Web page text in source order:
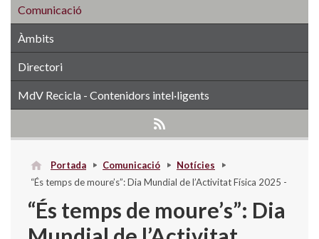
Comunicació
Àmbits
Directori
MdV Recicla - Contenidors intel·ligents
Portada Comunicació
Notícies
“És temps de moure’s”: Dia Mundial de l’Activitat Física 2025 -
ACTIVITAT ANUL·LADA
“És temps de moure’s”: Dia